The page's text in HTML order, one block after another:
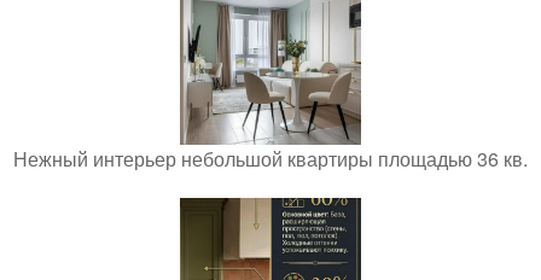
Нежный интерьер небольшой квартиры площадью 36 кв.